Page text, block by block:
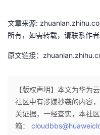
的
课
我
的
证
我
实
验
的
收
技
术
持
的
云
建
议
文章来源:
所有，如需转载，请联系作者
原文链接：
【版权声明】本文为华为
社区中有涉嫌抄袭的内容
关证据，一经查实，本社
箱：